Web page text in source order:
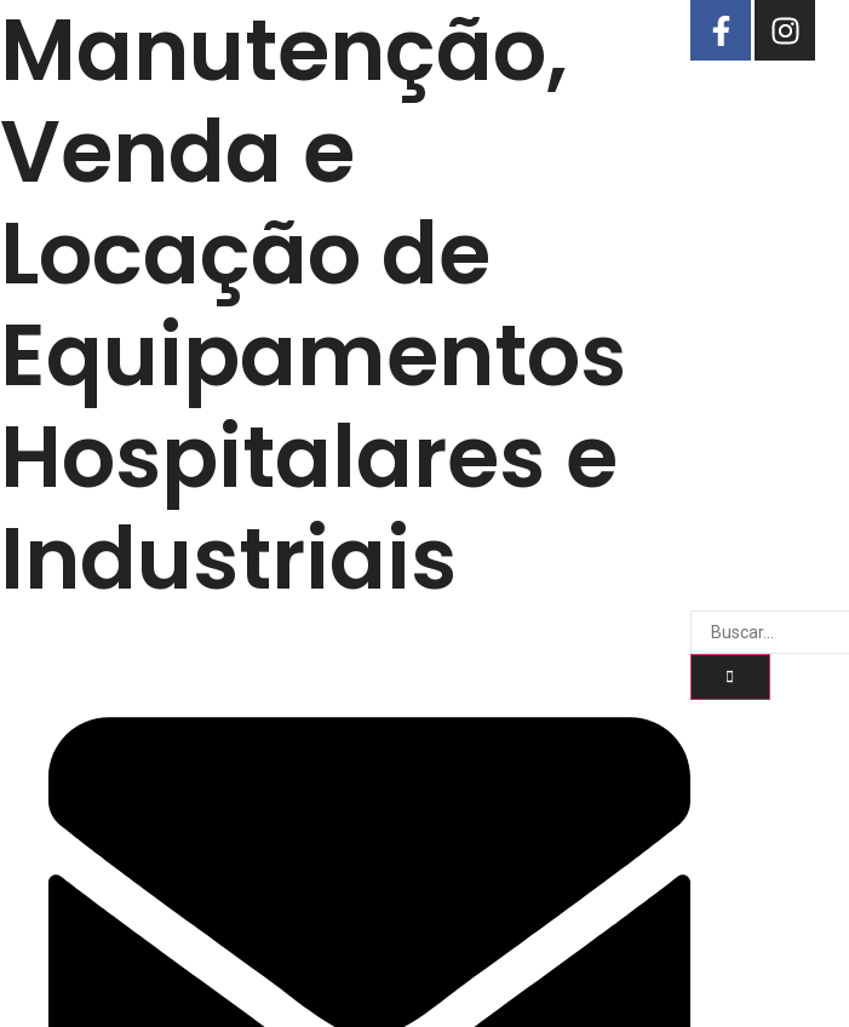
Manutenção,
Venda e
Locação de
Equipamentos
Hospitalares e
Industriais